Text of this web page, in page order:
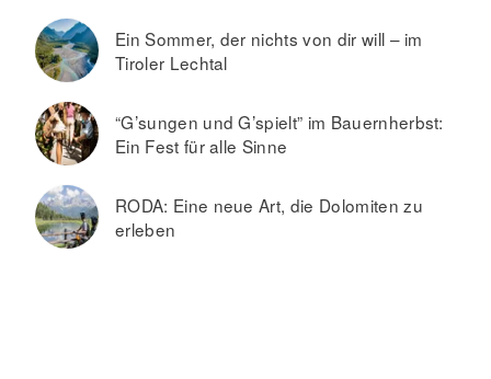
Ein Sommer, der nichts von dir will – im
Tiroler Lechtal
“G’sungen und G’spielt” im Bauernherbst:
Ein Fest für alle Sinne
RODA: Eine neue Art, die Dolomiten zu
erleben